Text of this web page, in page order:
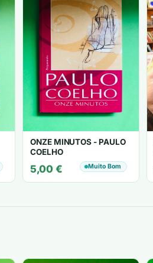
ONZE MINUTOS - PAULO
COELHO
5,00 € Muito Bom